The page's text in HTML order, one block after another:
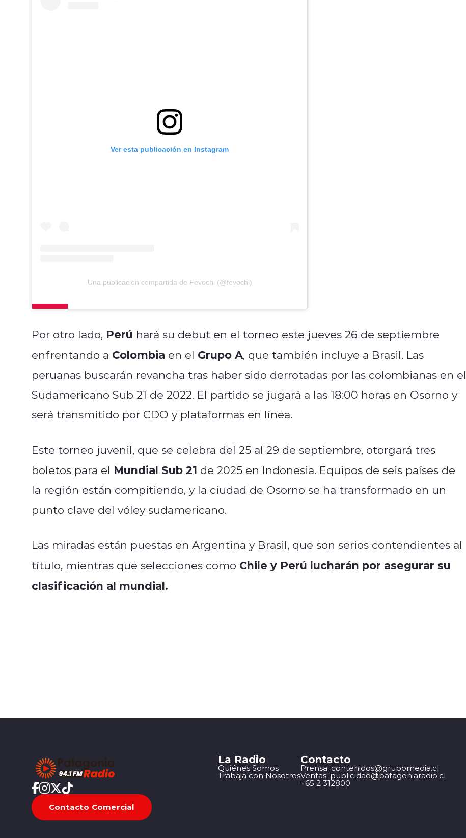
Ver esta publicación en Instagram
Una publicación compartida de Fevochi (@fevochi)
Por otro lado, Perú hará su debut en el torneo este jueves 26 de septiembre
enfrentando a Colombia en el Grupo A, que también incluye a Brasil. Las
peruanas buscarán revancha tras haber sido derrotadas por las colombianas en el
Sudamericano Sub 21 de 2022. El partido se jugará a las 18:00 horas en Osorno y
será transmitido por CDO y plataformas en línea.
Este torneo juvenil, que se celebra del 25 al 29 de septiembre, otorgará tres
boletos para el Mundial Sub 21 de 2025 en Indonesia. Equipos de seis países de
la región están compitiendo, y la ciudad de Osorno se ha transformado en un
punto clave del vóley sudamericano.
Las miradas están puestas en Argentina y Brasil, que son serios contendientes al
título, mientras que selecciones como Chile y Perú lucharán por asegurar su
clasificación al mundial.
Contacto Comercial
La Radio
Quiénes Somos
Trabaja con Nosotros
Contacto
Prensa: contenidos@grupomedia.cl
Ventas: publicidad@patagoniaradio.cl
+65 2 312800